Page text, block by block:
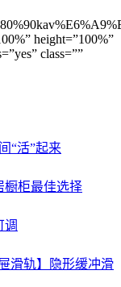
height=”100%”
class=””
“活”起来
橱柜最佳选择
调
滑轨】隐形缓冲滑